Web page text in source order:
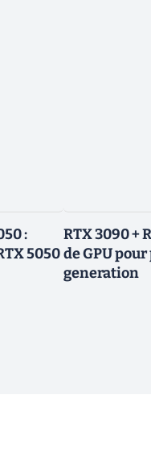
:
5050
RTX 3090 +
de GPU
generation